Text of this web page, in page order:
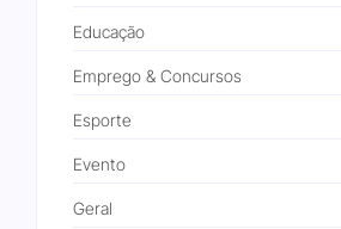
Educação
Emprego & Concursos
Esporte
Evento
Geral